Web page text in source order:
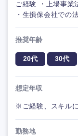
ご経験 ・上場事業
・生損保会社での
推奨年齢
20代 30代
想定年収
※ご経験、スキル
勤務地